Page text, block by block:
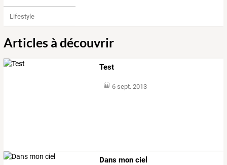
Lifestyle
Articles à découvrir
Test
6 sept. 2013
Dans mon ciel